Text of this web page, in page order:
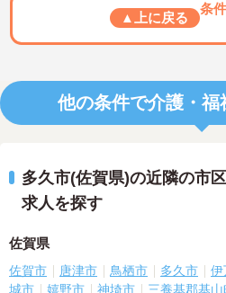
▲上に戻る
条
他の条件で介護・福
多久市(佐賀県)の近隣の市
求人を探す
佐賀県
佐賀市 唐津市 鳥栖市 多久市 伊
城市
嬉野市 神埼市 三養基郡基山